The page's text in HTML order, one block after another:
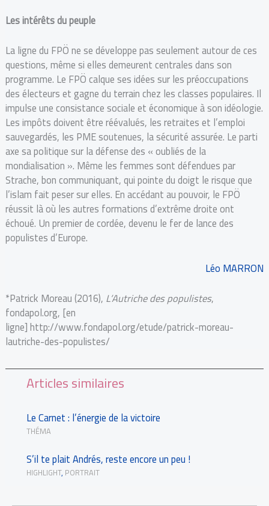
Les intérêts du peuple
La ligne du FPÖ ne se développe pas seulement autour de ces
questions, même si elles demeurent centrales dans son
programme. Le FPÖ calque ses idées sur les préoccupations
des électeurs et gagne du terrain chez les classes populaires. Il
impulse une consistance sociale et économique à son idéologie.
Les impôts doivent être réévalués, les retraites et l’emploi
sauvegardés, les PME soutenues, la sécurité assurée. Le parti
axe sa politique sur la défense des « oubliés de la
mondialisation ». Même les femmes sont défendues par
Strache, bon communiquant, qui pointe du doigt le risque que
l’islam fait peser sur elles. En accédant au pouvoir, le FPÖ
réussit là où les autres formations d’extrême droite ont
échoué. Un premier de cordée, devenu le fer de lance des
populistes d’Europe.
Léo MARRON
*Patrick Moreau (2016), L’Autriche des populistes,
fondapol.org, [en
ligne] http://www.fondapol.org/etude/patrick-moreau-
lautriche-des-populistes/
Articles similaires
Le Carnet : l’énergie de la victoire
THÉMA
S’il te plait Andrés, reste encore un peu !
HIGHLIGHT, PORTRAIT